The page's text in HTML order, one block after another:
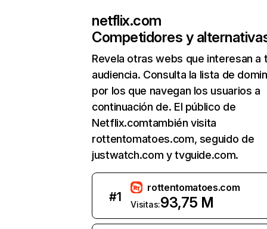
netflix.com
Competidores y
Revela otras webs que interesan a
audiencia. Consulta la lista de
por los que navegan los usuarios a
continuación de. El público de
Netflix.comtambién visita
rottentomatoes.com, seguido de
justwatch.com y tvguide.com.
#1
rottentomatoes.com
Visitas:93,75 M